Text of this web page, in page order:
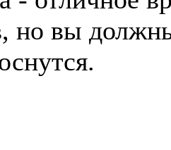
но вы